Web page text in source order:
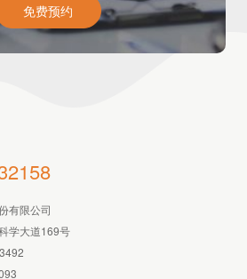
免费预约
有限公司
学大道169号